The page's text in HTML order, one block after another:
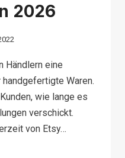
2026
Händlern eine
Waren.
wie lange es
verschickt.
von Etsy…